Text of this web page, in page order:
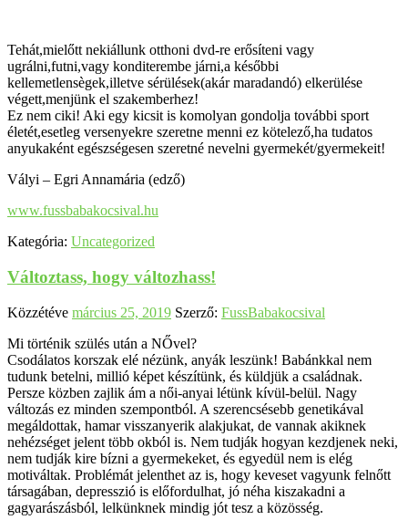
Tehát,mielőtt nekiállunk otthoni dvd-re erősíteni vagy
ugrálni,futni,vagy konditerembe járni,a későbbi
kellemetlensègek,illetve sérülések(akár maradandó) elkerülése
végett,menjünk el szakemberhez!
Ez nem ciki! Aki egy kicsit is komolyan gondolja további sport
életét,esetleg versenyekre szeretne menni ez kötelező,ha tudatos
anyukaként egészségesen szeretné nevelni gyermekét/gyermekeit!
Vályi – Egri Annamária (edző)
www.fussbabakocsival.hu
Kategória: Uncategorized
Változtass, hogy változhass!
Közzétéve március 25, 2019 Szerző: FussBabakocsival
Mi történik szülés után a NŐvel?
Csodálatos korszak elé nézünk, anyák leszünk! Babánkkal nem
tudunk betelni, millió képet készítünk, és küldjük a családnak.
Persze közben zajlik ám a női-anyai létünk kívül-belül. Nagy
változás ez minden szempontból. A szerencsésebb genetikával
megáldottak, hamar visszanyerik alakjukat, de vannak akiknek
nehézséget jelent több okból is. Nem tudják hogyan kezdjenek neki,
nem tudják kire bízni a gyermekeket, és egyedül nem is elég
motiváltak. Problémát jelenthet az is, hogy keveset vagyunk felnőtt
társagában, depresszió is előfordulhat, jó néha kiszakadni a
gagyarászásból, lelkünknek mindig jót tesz a közösség.